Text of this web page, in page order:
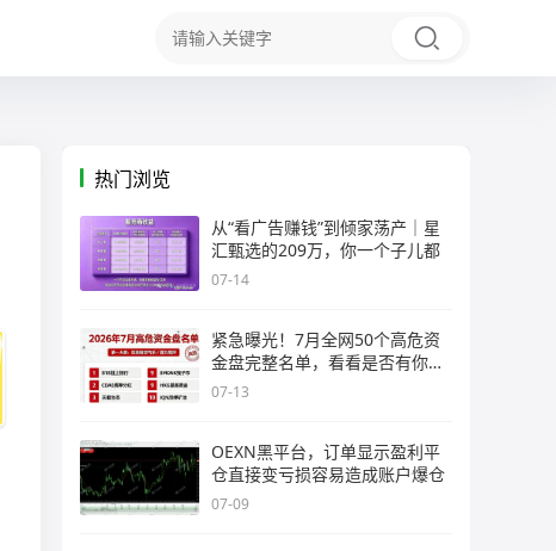
热门浏览
从“看广告赚钱”到倾家荡产｜星
汇甄选的209万，你一个子儿都
07-14
紧急曝光！7月全网50个高危资
金盘完整名单，看看是否有你正
在
07-13
OEXN黑平台，订单显示盈利平
仓直接变亏损容易造成账户爆仓
07-09